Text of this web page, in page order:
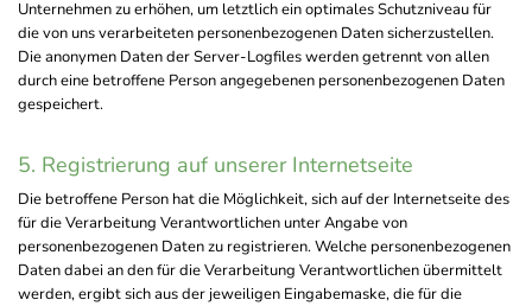
Unternehmen zu erhöhen, um letztlich ein optimales Schutzniveau für
die von uns verarbeiteten personenbezogenen Daten sicherzustellen.
Die anonymen Daten der Server-Logfiles werden getrennt von allen
durch eine betroffene Person angegebenen personenbezogenen Daten
gespeichert.
5. Registrierung auf unserer Internetseite
Die betroffene Person hat die Möglichkeit, sich auf der Internetseite des
für die Verarbeitung Verantwortlichen unter Angabe von
personenbezogenen Daten zu registrieren. Welche personenbezogenen
Daten dabei an den für die Verarbeitung Verantwortlichen übermittelt
werden, ergibt sich aus der jeweiligen Eingabemaske, die für die